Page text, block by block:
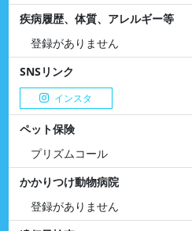
疾病履歴、体質、アレルギー等
登録がありません
SNSリンク
インスタ
ペット保険
プリズムコール
かかりつけ動物病院
登録がありません